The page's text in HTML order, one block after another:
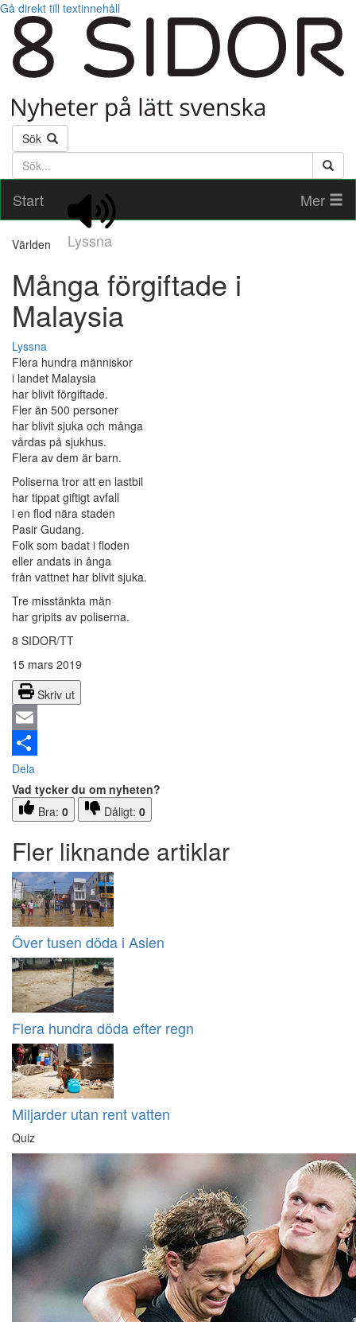
Gå direkt till textinnehåll
Sök
Söktext
Start
Lyssna
Mer
Världen
Många förgiftade i
Malaysia
Lyssna
Flera hundra människor
i landet Malaysia
har blivit förgiftade.
Fler än 500 personer
har blivit sjuka och många
vårdas på sjukhus.
Flera av dem är barn.
Poliserna tror att en lastbil
har tippat giftigt avfall
i en flod nära staden
Pasir Gudang.
Folk som badat i floden
eller andats in ånga
från vattnet har blivit sjuka.
Tre misstänkta män
har gripits av poliserna.
8 SIDOR/TT
15 mars 2019
Skriv ut
Email
Dela
Vad tycker du om nyheten?
Bra: 0 Dåligt: 0
Fler liknande artiklar
Över tusen döda i Asien
Flera hundra döda efter regn
Miljarder utan rent vatten
Quiz